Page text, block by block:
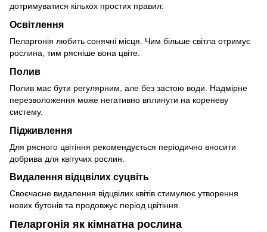
дотримуватися кількох простих правил:
Освітлення
Пеларгонія любить сонячні місця. Чим більше світла отримує
рослина, тим рясніше вона цвіте.
Полив
Полив має бути регулярним, але без застою води. Надмірне
перезволоження може негативно вплинути на кореневу
систему.
Підживлення
Для рясного цвітіння рекомендується періодично вносити
добрива для квітучих рослин.
Видалення відцвілих суцвіть
Своєчасне видалення відцвілих квітів стимулює утворення
нових бутонів та продовжує період цвітіння.
Пеларгонія як кімнатна рослина